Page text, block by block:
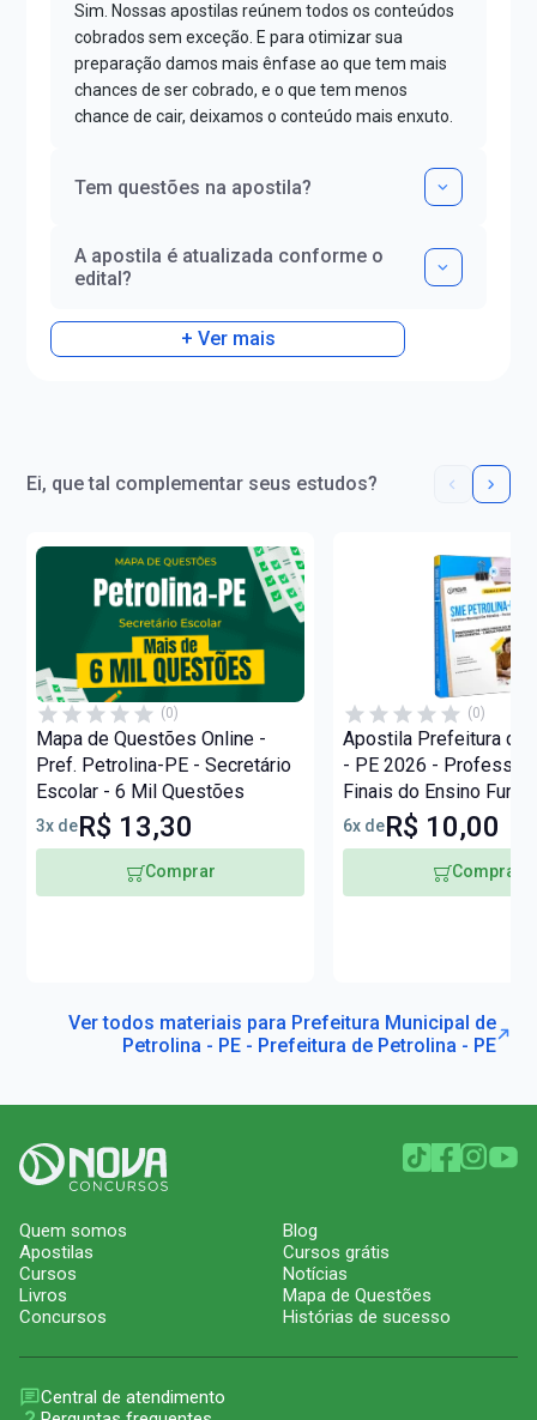
Sim. Nossas apostilas reúnem todos os conteúdos
cobrados sem exceção. E para otimizar sua
preparação damos mais ênfase ao que tem mais
chances de ser cobrado, e o que tem menos
chance de cair, deixamos o conteúdo mais enxuto.
Tem questões na apostila?
A apostila é atualizada conforme o
edital?
+ Ver mais
Ei, que tal complementar seus estudos?
(0)
Mapa de Questões Online -
Pref. Petrolina-PE - Secretário
Escolar - 6 Mil Questões
3x deR$ 13,30
Comprar
(0)
Apostila Prefeitura de
- PE 2026 - Professor
Finais do Ensino
Língua Portuguesa
6x deR$ 10,00
Comprar
Ver todos materiais para Prefeitura Municipal de
Petrolina - PE - Prefeitura de Petrolina - PE
Quem somos
Apostilas
Cursos
Livros
Concursos
Blog
Cursos grátis
Notícias
Mapa de Questões
Histórias de sucesso
Central de atendimento